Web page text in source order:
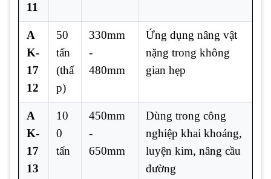
11
A
K-
17
12
50
tấn
(thấ
p)
330mm
-
480mm
Ứng dụng nâng vật
nặng trong không
gian hẹp
A
K-
17
13
10
0
tấn
450mm
-
650mm
Dùng trong công
nghiệp khai khoáng,
luyện kim, nâng cầu
đường